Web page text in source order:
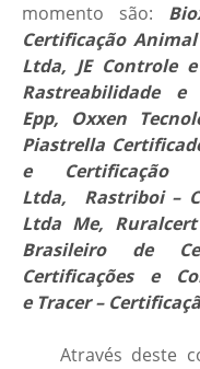
momento são:
Certificação
Ltda, JE Controle
Rastreabilidade
Epp, Oxxen
Piastrella
e Certificação
Ltda, Rastriboi –
Ltda Me,
Brasileiro de
Certificações e
eTracer –
Através deste